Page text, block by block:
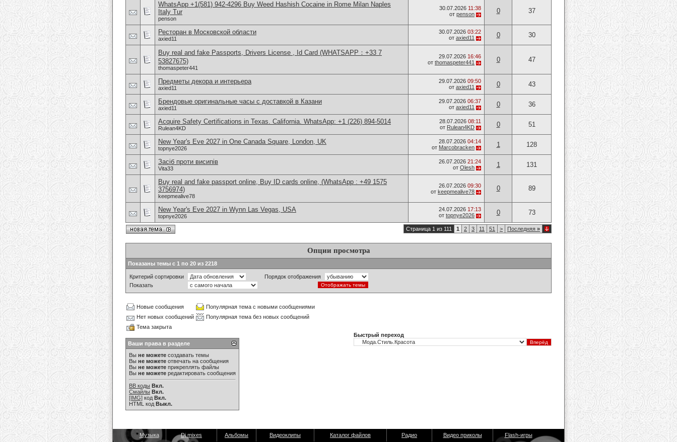
WhatsApp +1(581) 942-4296 Buy Weed Hashish Cocaine in Rome Milan Naples
Italy Tur
penson
30.07.2026 11:38
от penson 0 37
Ресторан в Московской области
axied11
30.07.2026 03:22
от axied11 0 30
Buy real and fake Passports, Drivers License , Id Card (WHATSAPP：+33 7
53827675)
thomaspeter441
29.07.2026 16:46
от thomaspeter441 0 47
Предметы декора и интерьера
axied11
29.07.2026 09:50
от axied11 0 43
Брендовые оригинальные часы с доставкой в Казани
axied11
29.07.2026 06:37
от axied11 0 36
Acquire Safety Certifications in Texas. California. WhatsApp: +1 (226) 894-5014
Rulean4KD
28.07.2026 08:11
от Rulean4KD 0 51
New Year's Eve 2027 in One Canada Square, London, UK
topnye2026
28.07.2026 04:14
от Marcobracken 1 128
Засіб проти висипів
Vita33
26.07.2026 21:24
от Olesh 1 131
Buy real and fake passport online, Buy ID cards online, (WhatsApp : +49 1575
3756974)
keepmealive78
26.07.2026 09:30
от keepmealive78 0 89
New Year's Eve 2027 in Wynn Las Vegas, USA
topnye2026
24.07.2026 17:13
от topnye2026 0 73
Страница 1 из 111 1 2 3 11 51 > Последняя »
Опции просмотра
Показаны темы с 1 по 20 из 2218
Критерий сортировки
Порядок отображения
Показать
Новые сообщения
Популярная тема с новыми сообщениями
Нет новых сообщений
Популярная тема без новых сообщений
Тема закрыта
Ваши права в разделе
Вы не можете создавать темы
Вы не можете отвечать на сообщения
Вы не можете прикреплять файлы
Вы не можете редактировать сообщения
BB коды Вкл.
Смайлы Вкл.
[IMG] код Вкл.
HTML код Выкл.
Быстрый переход
Музыка Dj mixes Альбомы Видеоклипы Каталог файлов Радио Видео приколы Flash-игры